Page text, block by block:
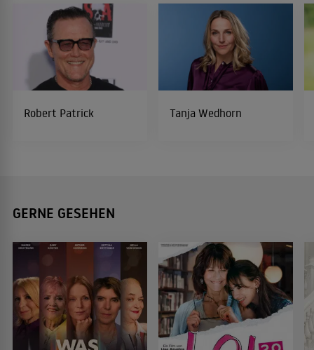
Robert Patrick Tanja Wedhorn
GERNE GESEHEN